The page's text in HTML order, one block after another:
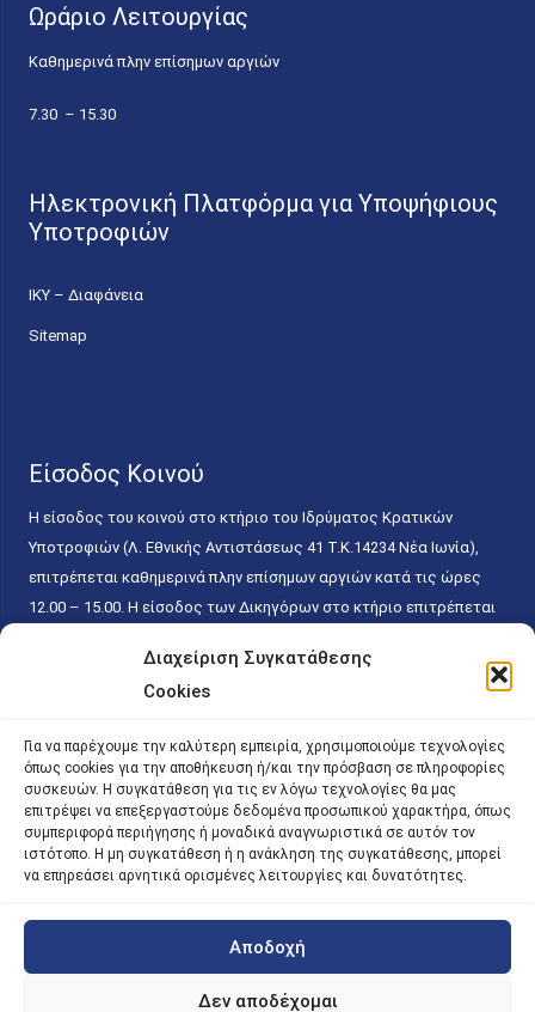
Διαχείριση Συγκατάθεσης
Cookies
Για να παρέχουμε την καλύτερη εμπειρία, χρησιμοποιούμε τεχνολογίες
όπως cookies για την αποθήκευση ή/και την πρόσβαση σε πληροφορίες
συσκευών. Η συγκατάθεση για τις εν λόγω τεχνολογίες θα μας
επιτρέψει να επεξεργαστούμε δεδομένα προσωπικού χαρακτήρα, όπως
συμπεριφορά περιήγησης ή μοναδικά αναγνωριστικά σε αυτόν τον
ιστότοπο. Η μη συγκατάθεση ή η ανάκληση της συγκατάθεσης, μπορεί
να επηρεάσει αρνητικά ορισμένες λειτουργίες και δυνατότητες.
Αποδοχή
Δεν αποδέχομαι
Ωράριο Λειτουργίας
Καθημερινά πλην επίσημων αργιών
7.30 – 15.30
Ηλεκτρονική Πλατφόρμα για Υποψήφιους
Υποτροφιών
ΙΚΥ – Διαφάνεια
Sitemap
Είσοδος Κοινού
Η είσοδος του κοινού στο κτήριο του Ιδρύματος Κρατικών
Υποτροφιών (Λ. Εθνικής Αντιστάσεως 41 T.K.14234 Νέα Ιωνία),
επιτρέπεται καθημερινά πλην επίσημων αργιών κατά τις ώρες
12.00 – 15.00. Η είσοδος των Δικηγόρων στο κτήριο επιτρέπεται
κάθε εργάσιμη ημέρα και ώρα χωρίς κανέναν χρονικό ή άλλο
περιορισμό. Η είσοδος του κοινού ειδικά στο γραφείο του
15.00. Η εξυπηρέτηση του κοινού πραγματοποιείται βάσει των
παγίων ισχυουσών διατάξεων. Για την αποφυγή συνωστισμού
εντός του εσωτερικού χώρου εξυπηρέτησης και αναμονής του
κοινού, η εξυπηρέτησή του δύναται να πραγματοποιείται κατόπιν
προγραμματισμένου ραντεβού.
| iky.gr | All Rights Reserved
Designed and Developed by ACM Digital